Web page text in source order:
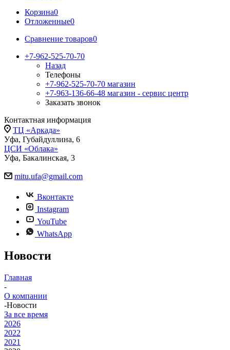
Корзина0
Отложенные0
Сравнение товаров0
+7-962-525-70-70
Назад
Телефоны
+7-962-525-70-70 магазин
+7-963-136-66-48 магазин - сервис центр
Заказать звонок
Контактная информация
ТЦ «Аркада»
Уфа, Губайдуллина, 6
ЦСИ «Облака»
Уфа, Бакалинская, 3
mitu.ufa@gmail.com
Вконтакте
Instagram
YouTube
WhatsApp
Новости
Главная
-
О компании
-Новости
За все время
2026
2022
2021